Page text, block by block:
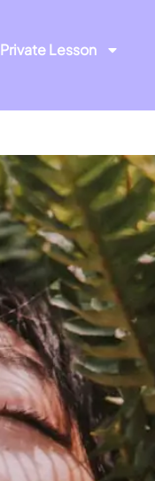
Private Lesson